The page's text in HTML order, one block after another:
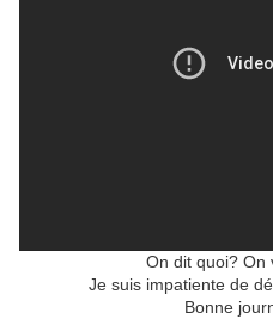
On dit quoi? On
Je suis impatiente de
Bonne